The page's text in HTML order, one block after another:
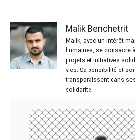
Malik Benchetrit
Malik, avec un intérêt
humaines, se consacre
projets et initiatives
vies. Sa sensibilité et
transparaissent dans
solidarité.